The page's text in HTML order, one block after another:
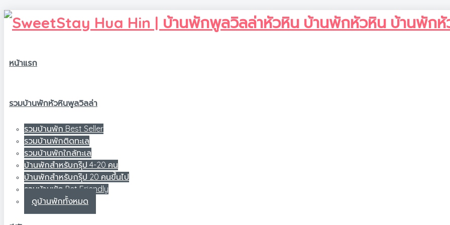
หน้าแรก
รวมบ้านพักหัวหินพูลวิลล่า
รวมบ้านพัก Best Seller
รวมบ้านพักติดทะเล
รวมบ้านพักใกล้ทะเล
บ้านพักสำหรับกรุ๊ป 4-20 คน
บ้านพักสำหรับกรุ๊ป 20 คนขึ้นไป
รวมบ้านพัก Pet Friendly
ดูบ้านพักทั้งหมด